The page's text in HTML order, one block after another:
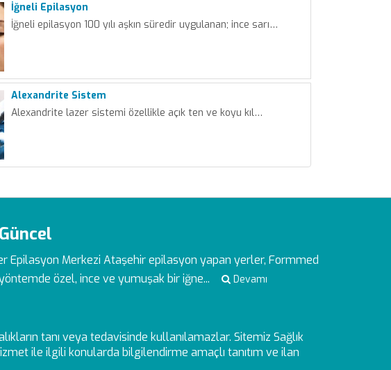
İğneli Epilasyon
İğneli epilasyon 100 yılı aşkın süredir uygulanan; ince sarı…
Alexandrite Sistem
Alexandrite lazer sistemi özellikle açık ten ve koyu kıl…
Epilasyon Merkezi Ataşehir epilasyon yapan yerler, Formmed
özel, ince ve yumuşak bir iğne...
Devamı
tanı veya tedavisinde kullanılamazlar. Sitemiz Sağlık
ile ilgili konularda bilgilendirme amaçlı tanıtım ve ilan